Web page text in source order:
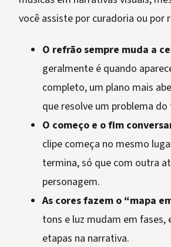
você assiste por curadoria ou por
O refrão sempre muda a
geralmente é quando
completo, um plano mais
que resolve um problema
O começo e o fim
clipe começa no mesmo
termina, só que com outra
personagem.
As cores fazem o “mapa
tons e luz mudam em fases,
etapas na narrativa.